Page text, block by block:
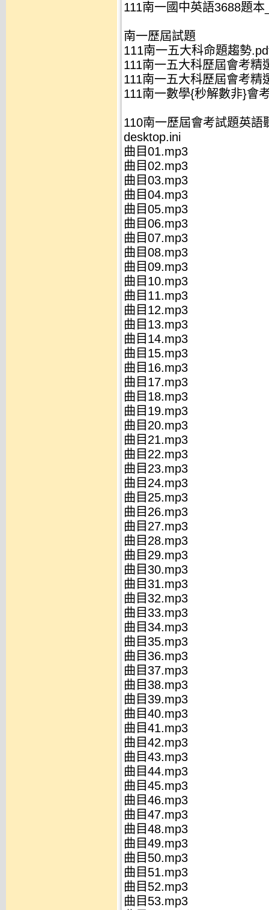
111南一國中英語3688題本
南一歷屆試題
111南一五大科命題趨勢
111南一五大科歷屆會考精
111南一五大科歷屆會考精
111南一數學{秒解數非}會
110南一歷屆會考試題英語
desktop.ini
曲目01.mp3
曲目02.mp3
曲目03.mp3
曲目04.mp3
曲目05.mp3
曲目06.mp3
曲目07.mp3
曲目08.mp3
曲目09.mp3
曲目10.mp3
曲目11.mp3
曲目12.mp3
曲目13.mp3
曲目14.mp3
曲目15.mp3
曲目16.mp3
曲目17.mp3
曲目18.mp3
曲目19.mp3
曲目20.mp3
曲目21.mp3
曲目22.mp3
曲目23.mp3
曲目24.mp3
曲目25.mp3
曲目26.mp3
曲目27.mp3
曲目28.mp3
曲目29.mp3
曲目30.mp3
曲目31.mp3
曲目32.mp3
曲目33.mp3
曲目34.mp3
曲目35.mp3
曲目36.mp3
曲目37.mp3
曲目38.mp3
曲目39.mp3
曲目40.mp3
曲目41.mp3
曲目42.mp3
曲目43.mp3
曲目44.mp3
曲目45.mp3
曲目46.mp3
曲目47.mp3
曲目48.mp3
曲目49.mp3
曲目50.mp3
曲目51.mp3
曲目52.mp3
曲目53.mp3